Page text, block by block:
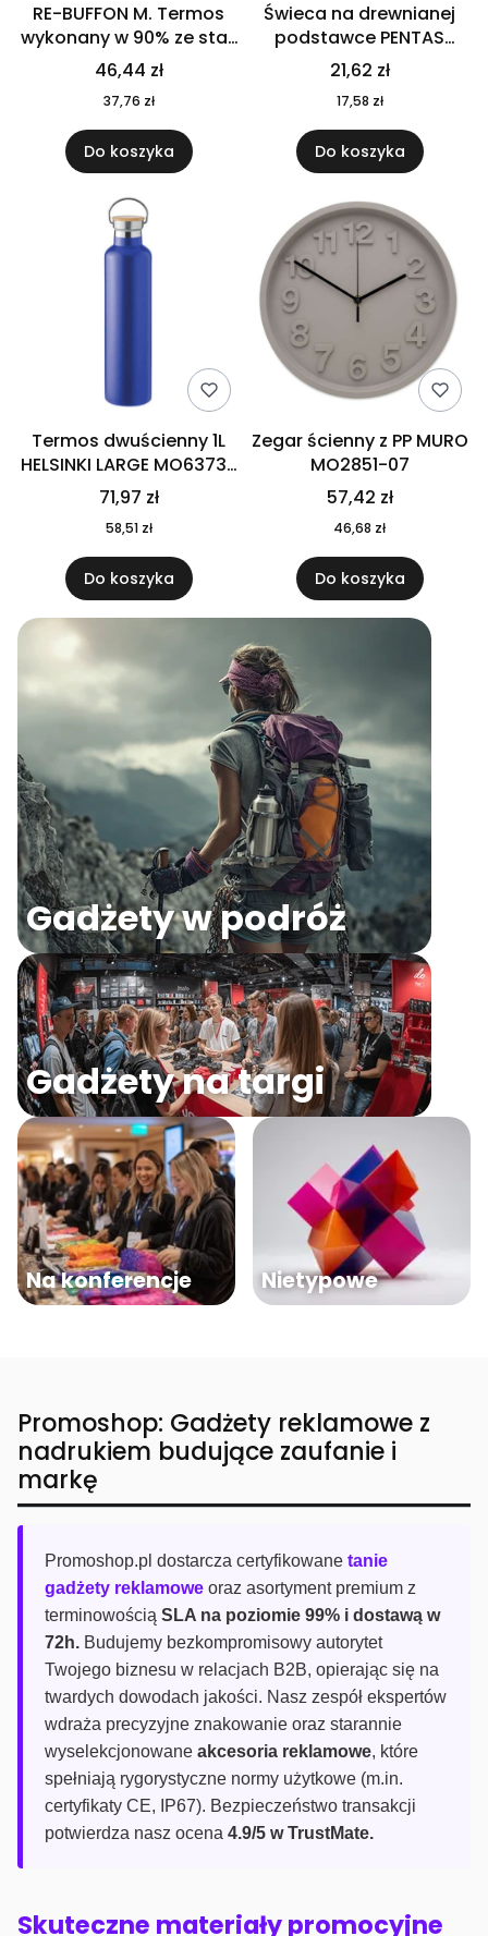
RE-BUFFON M. Termos
wykonany w 90% ze stali
nierdzewnej
pochodzącej z
recyklingu 520 ml 94294
46,44 zł
37,76 zł
Do koszyka
Świeca na drewnianej
podstawce PENTAS
MO6282-40
21,62 zł
17,58 zł
Do koszyka
Termos dwuścienny 1L
HELSINKI LARGE MO6373-
04
71,97 zł
58,51 zł
Do koszyka
Zegar ścienny z PP MURO
MO2851-07
57,42 zł
46,68 zł
Do koszyka
Gadżety w podróż
Gadżety na targi
Na konferencje Nietypowe
Promoshop: Gadżety reklamowe z
nadrukiem budujące zaufanie i
markę
Promoshop.pl dostarcza certyfikowane tanie
gadżety reklamowe oraz asortyment premium z
terminowością SLA na poziomie 99% i dostawą w
72h. Budujemy bezkompromisowy autorytet
Twojego biznesu w relacjach B2B, opierając się na
twardych dowodach jakości. Nasz zespół ekspertów
wdraża precyzyjne znakowanie oraz starannie
wyselekcjonowane akcesoria reklamowe, które
spełniają rygorystyczne normy użytkowe (m.in.
certyfikaty CE, IP67). Bezpieczeństwo transakcji
potwierdza nasz ocena 4.9/5 w TrustMate.
Skuteczne materiały promocyjne